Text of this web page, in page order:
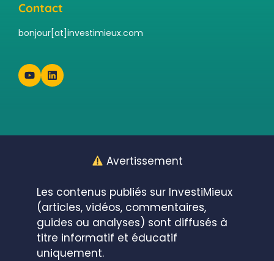
Contact
bonjour[at]investimieux.com
Avertissement
Les contenus publiés sur InvestiMieux
(articles, vidéos, commentaires,
guides ou analyses) sont diffusés à
titre informatif et éducatif
uniquement.